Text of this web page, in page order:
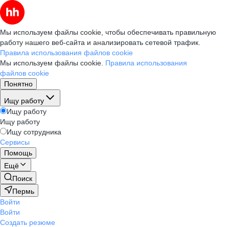
Мы используем файлы cookie, чтобы обеспечивать правильную
работу нашего веб-сайта и анализировать сетевой трафик.
Правила использования файлов cookie
Мы используем файлы cookie. Правила использования
файлов cookie
Понятно
Ищу работу
Ищу работу
Ищу работу
Ищу сотрудника
Сервисы
Помощь
Ещё
Поиск
Пермь
Войти
Войти
Создать резюме